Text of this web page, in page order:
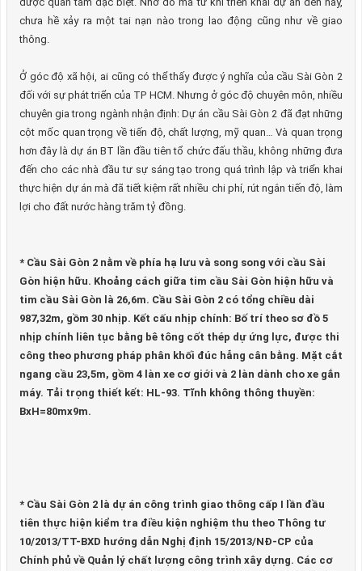
chưa hề xảy ra một tai nạn nào trong lao động cũng như về giao
thông.
Ở góc độ xã hội, ai cũng có thể thấy được ý nghĩa của cầu Sài Gòn 2
đối với sự phát triển của TP HCM. Nhưng ở góc độ chuyên môn, nhiều
chuyên gia trong ngành nhận định: Dự án cầu Sài Gòn 2 đã đạt những
cột mốc quan trọng về tiến độ, chất lượng, mỹ quan… Và quan trọng
hơn đây là dự án BT lần đầu tiên tổ chức đấu thầu, không những đưa
đến cho các nhà đầu tư sự sáng tạo trong quá trình lập và triển khai
thực hiện dự án mà đã tiết kiệm rất nhiều chi phí, rút ngắn tiến độ, làm
lợi cho đất nước hàng trăm tỷ đồng.
* Cầu Sài Gòn 2 nằm về phía hạ lưu và song song với cầu Sài
Gòn hiện hữu. Khoảng cách giữa tim cầu Sài Gòn hiện hữu và
tim cầu Sài Gòn là 26,6m. Cầu Sài Gòn 2 có tổng chiều dài
987,32m, gồm 30 nhịp. Kết cấu nhịp chính: Bố trí theo sơ đồ 5
nhịp chính liên tục bằng bê tông cốt thép dự ứng lực, được thi
công theo phương pháp phân khối đúc hẫng cân bằng. Mặt cắt
ngang cầu 23,5m, gồm 4 làn xe cơ giới và 2 làn dành cho xe gắn
máy. Tải trọng thiết kết: HL-93. Tĩnh không thông thuyền:
BxH=80mx9m.
* Cầu Sài Gòn 2 là dự án công trình giao thông cấp I lần đầu
tiên thực hiện kiểm tra điều kiện nghiệm thu theo Thông tư
10/2013/TT-BXD hướng dẫn Nghị định 15/2013/NĐ-CP của
Chính phủ về Quản lý chất lượng công trình xây dựng. Các cơ